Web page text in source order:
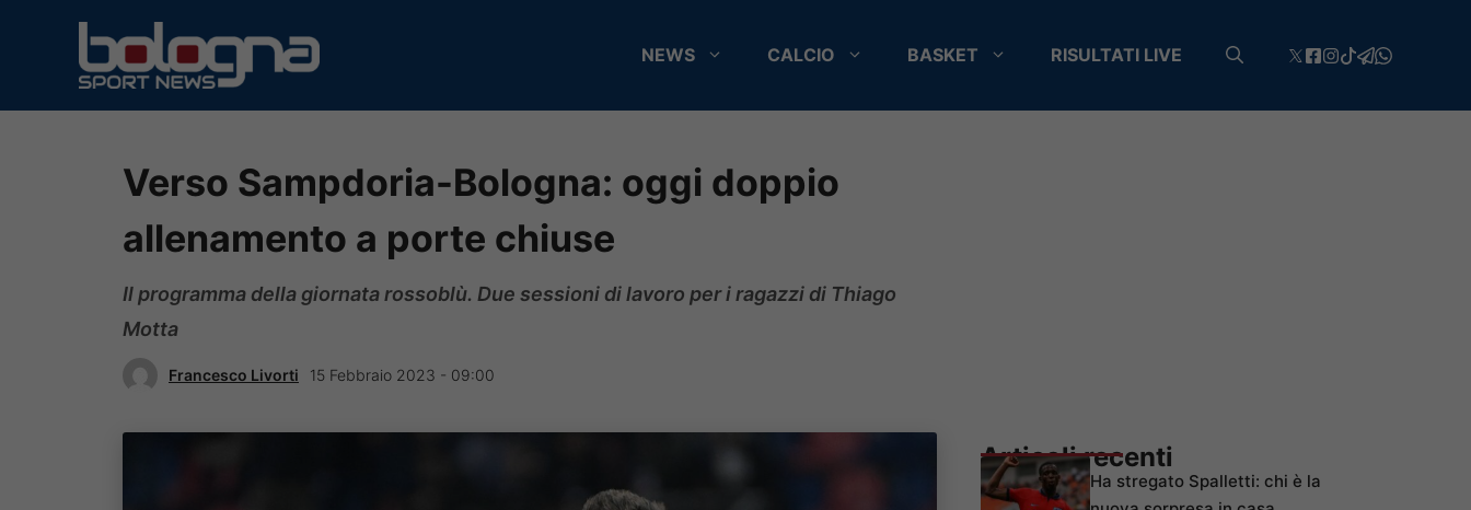
contenuto
NEWS CALCIO BASKET RISULTATI LIVE
Verso Sampdoria-Bologna: oggi doppio
allenamento a porte chiuse
Il programma della giornata rossoblù. Due sessioni di lavoro per i ragazzi di Thiago
Motta
Francesco Livorti 15 Febbraio 2023 - 09:00
Articoli recenti
Ha stregato Spalletti: chi è la